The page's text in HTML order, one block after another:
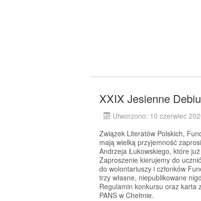
XXIX Jesienne
Utworzono: 10 czerwiec
Związek Literatów Polskich,
mają wielką przyjemność
Andrzeja Łukowskiego, które
Zaproszenie kierujemy do
do wolontariuszy i członków
trzy własne, niepublikowane
Regulamin konkursu oraz karta
PANS w Chełmie.